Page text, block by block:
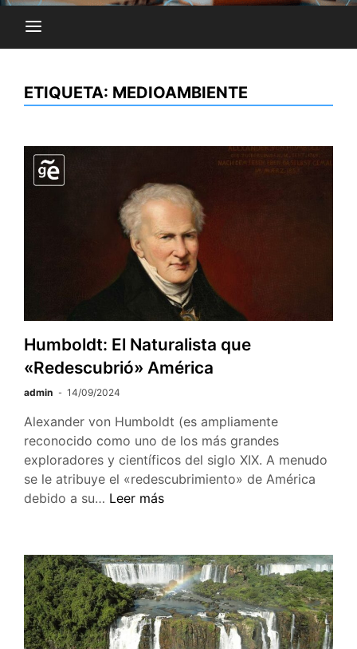
ETIQUETA: MEDIOAMBIENTE
Humboldt: El Naturalista que
«Redescubrió» América
admin 14/09/2024
Alexander von Humboldt (es ampliamente
reconocido como uno de los más grandes
exploradores y científicos del siglo XIX. A menudo
se le atribuye el «redescubrimiento» de América
debido a su… Humboldt:
que
«Redescubrió»
América
Leer más